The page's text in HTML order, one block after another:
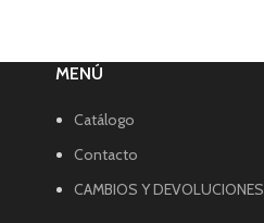
MENÚ
Catálogo
Contacto
CAMBIOS Y DEVOLUCIONES